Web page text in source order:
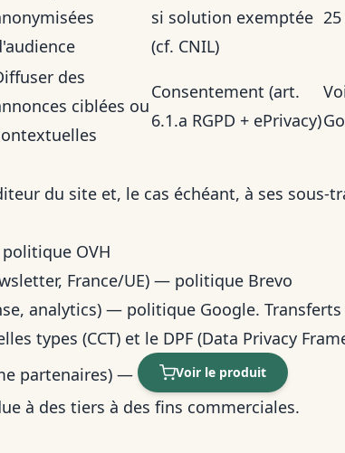
si solution exemptée
(cf. CNIL)
des
ciblées ou
Consentement (art.
6.1.a RGPD + ePrivacy)
du site et, le cas échéant, à ses sous-
politique OVH
France/UE) — politique Brevo
analytics) — politique Google.
types (CCT) et le DPF (Data Privacy
partenaires) — Voir le produit
à des tiers à des fins commerciales.